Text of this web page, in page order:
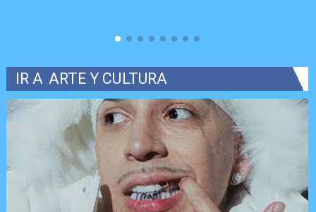
IR A ARTE Y CULTURA